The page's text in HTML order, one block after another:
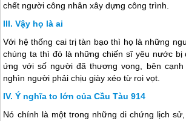
chết người công nhân xây dựng công trình.
Vậy họ là ai
Với hệ thống cai trị tàn bạo thì họ là những
chúng ta thì đó là những chiến sĩ yêu nước bị
ứng với số người đã thương vong, bên
nghìn người phải chịu giày xéo từ roi vọt.
Ý nghĩa to lớn của Cầu Tàu 914
Nó chính là một trong những di chứng lịch